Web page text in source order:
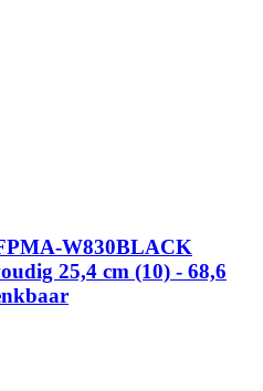
W830BLACK
25,4 cm (10) - 68,6